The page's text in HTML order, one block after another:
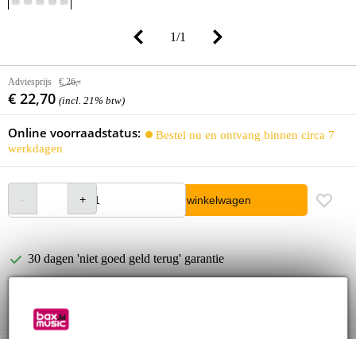
1/1
Adviesprijs € 26,-
€ 22,70 (incl. 21% btw)
Online voorraadstatus:
Bestel nu en ontvang binnen circa 7
werkdagen
In winkelwagen
30 dagen 'niet goed geld terug' garantie